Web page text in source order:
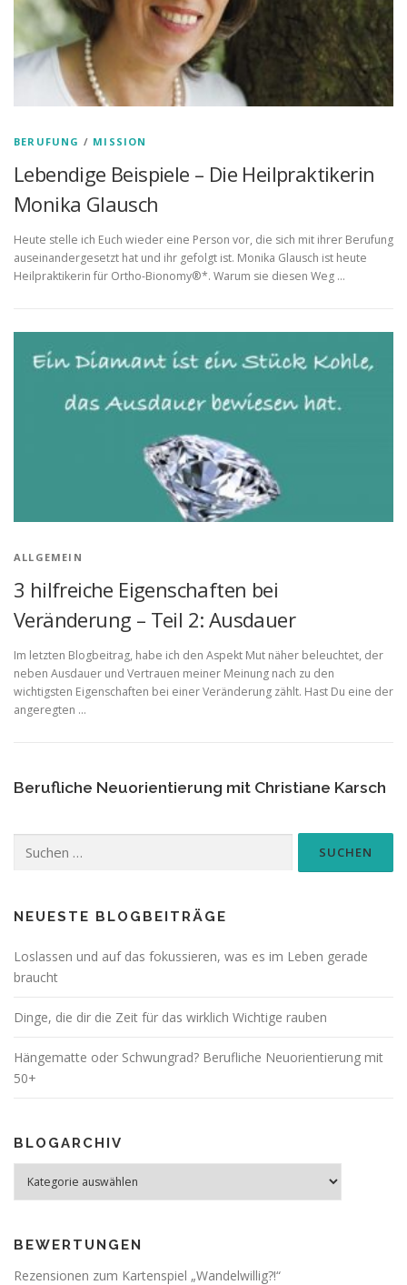
BERUFUNG / MISSION
Lebendige Beispiele – Die Heilpraktikerin
Monika Glausch
Heute stelle ich Euch wieder eine Person vor, die sich mit ihrer Berufung
auseinandergesetzt hat und ihr gefolgt ist. Monika Glausch ist heute
Heilpraktikerin für Ortho-Bionomy®*. Warum sie diesen Weg …
ALLGEMEIN
3 hilfreiche Eigenschaften bei
Veränderung – Teil 2: Ausdauer
Im letzten Blogbeitrag, habe ich den Aspekt Mut näher beleuchtet, der
neben Ausdauer und Vertrauen meiner Meinung nach zu den
wichtigsten Eigenschaften bei einer Veränderung zählt. Hast Du eine der
angeregten …
Berufliche Neuorientierung mit Christiane Karsch
nach:
NEUESTE BLOGBEITRÄGE
Loslassen und auf das fokussieren, was es im Leben gerade
braucht
Dinge, die dir die Zeit für das wirklich Wichtige rauben
Hängematte oder Schwungrad? Berufliche Neuorientierung mit
50+
BLOGARCHIV
BEWERTUNGEN
Rezensionen zum Kartenspiel „Wandelwillig?!“